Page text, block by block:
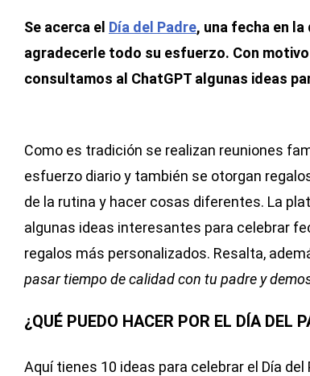
Se acerca el Día del Padre, una fecha en
agradecerle todo su esfuerzo. Con
consultamos al ChatGPT algunas ideas
Como es tradición se realizan reuniones
esfuerzo diario y también se otorgan
de la rutina y hacer cosas diferentes. La
algunas ideas interesantes para celebrar
regalos más personalizados. Resalta,
pasar tiempo de calidad con tu padre y
¿QUÉ PUEDO HACER POR EL DÍA DEL
Aquí tienes 10 ideas para celebrar el Día del